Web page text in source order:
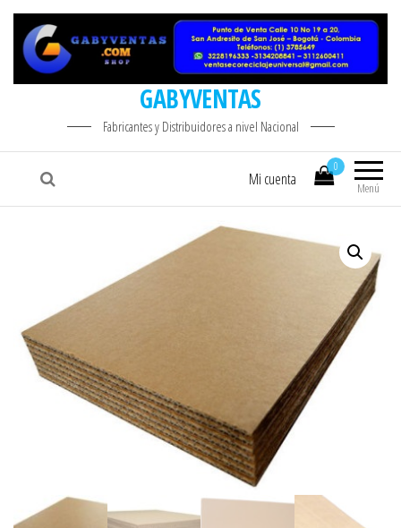
GABYVENTAS
Fabricantes y Distribuidores a nivel Nacional
Menú
0
Mi cuenta